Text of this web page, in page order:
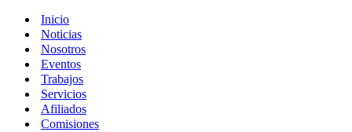
Inicio
Noticias
Nosotros
Eventos
Trabajos
Servicios
Afiliados
Comisiones